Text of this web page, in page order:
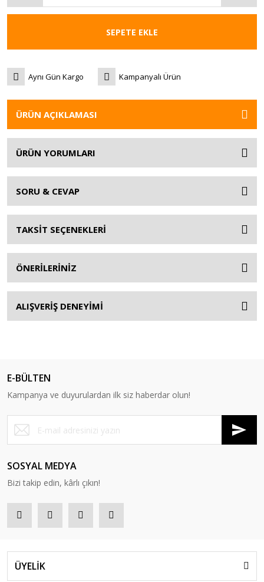
SEPETE EKLE
Aynı Gün Kargo Kampanyalı Ürün
ÜRÜN AÇIKLAMASI
ÜRÜN YORUMLARI
SORU & CEVAP
TAKSİT SEÇENEKLERİ
ÖNERİLERİNİZ
ALIŞVERİŞ DENEYİMİ
E-BÜLTEN
Kampanya ve duyurulardan ilk siz haberdar olun!
SOSYAL MEDYA
Bizi takip edin, kârlı çıkın!
ÜYELİK